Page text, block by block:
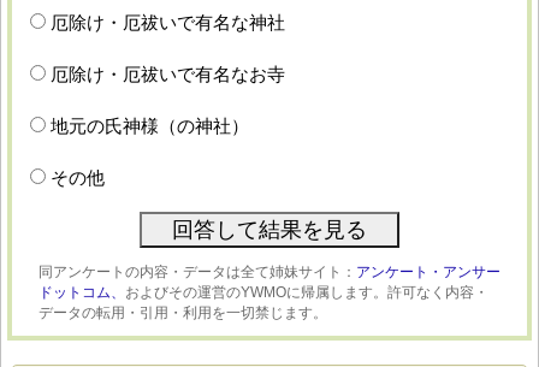
厄除け・厄祓いで有名な神社
厄除け・厄祓いで有名なお寺
地元の氏神様（の神社）
その他
同アンケートの内容・データは全て姉妹サイト： アンケート・アンサー
ドットコム、 およびその運営のYWMOに帰属します。許可なく内容・
データの転用・引用・利用を一切禁じます。